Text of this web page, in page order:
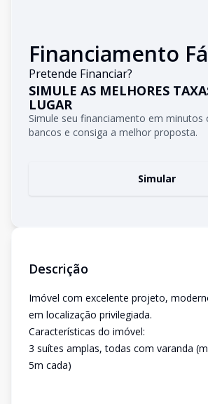
Financiamento
Pretende Financiar?
SIMULE AS MELHORES
LUGAR
Simule seu financiamento em
bancos e consiga a melhor proposta.
Simular
Descrição
Imóvel com excelente projeto,
em localização privilegiada.
Características do imóvel:
3 suítes amplas, todas com varanda
5m cada)